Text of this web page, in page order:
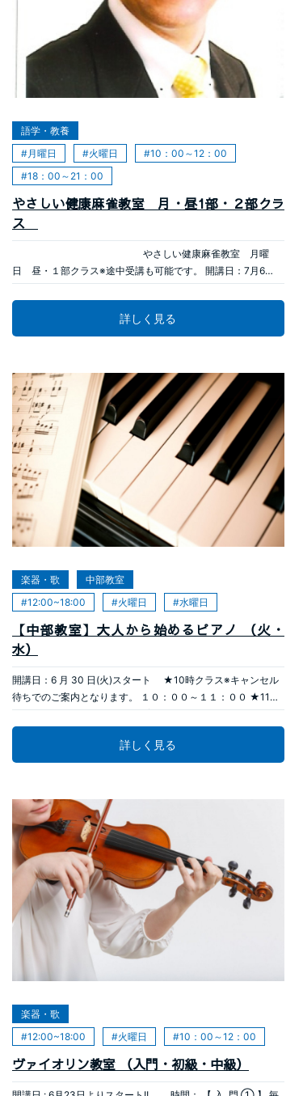
語学・教養
月曜日
火曜日
10：00～12：00
18：00～21：00
やさしい健康麻雀教室 月・昼1部・２部クラ
ス
やさしい健康麻雀教室 月曜
日 昼・１部クラス※途中受講も可能です。 開講日：7月6
日 12：45～14：45 受講料：９，９００円 （全6回） 教材
費：１，０００円（テキスト代） 準備物：筆記用具 やさしい
健康麻雀教室 月曜日 昼・２部クラス※途中受講も可能で
す。 開講日：7月6日 １５：００～１７：００ 受講料：９，
準備物：筆記用具 初心者、経験の浅い方を対象に基礎知識の
習得から実践対局に臨むまで、 丁寧に分かりやすく進めてい
きます。 講座は毎回、講義から実践という流れで行います 講
師：松原 一登 （全段審 Mahjong Adviser 公認講師）
お申込みはこちら
詳しく見る
楽器・歌
中部教室
12:00~18:00
火曜日 水曜日
【中部教室】大人から始めるピアノ （火・
水）
開講日：6 月 30 日(火)スタート ★10時クラス※キャンセル
待ちでのご案内となります。 １０：００～１１：００ ★11時
クラス※キャンセル待ちでのご案内となります。 １１：００～
１２：０0 ★12時クラス※キャンセル待ちでのご案内となりま
す。 １２：００～１３：００ 受講料 ９，２４０円(全７回)
教材費 １，９２５円 開講日：7月 15日(水)スタート ★１0時
1：３０～１2：３０ ★１2時３０分クラス １2：３０～１3：
３０ 受講料 ： ７，９２０円（全６回） 教材費 ： １，６５０
円 ◆講座内容 「もしもピアノが弾けたなら・・・。」誰でも
一度はあこがれるものです。でも、今からでは遅いとあきらめ
ていませんか。トライしてみては・・・。 講師 吉川 早
織 お申し込みはこちら→
詳しく見る
楽器・歌
12:00~18:00
火曜日 10：00～12：00
ヴァイオリン教室 （入門・初級・中級）